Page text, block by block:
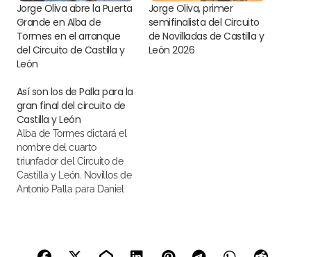
Jorge Oliva abre la Puerta
Grande en Alba de
Tormes en el arranque
del Circuito de Castilla y
León
Jorge Oliva, primer
semifinalista del Circuito
de Novilladas de Castilla y
León 2026
Así son los de Palla para la
gran final del circuito de
Castilla y León
Alba de Tormes dictará el
nombre del cuarto
triunfador del Circuito de
Castilla y León. Novillos de
Antonio Palla para Daniel